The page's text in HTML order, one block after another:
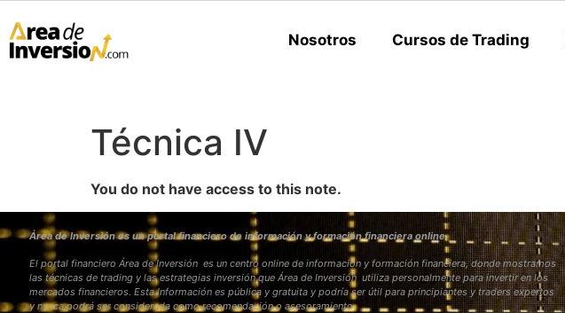
Nosotros Cursos de Trading
Técnica IV
You do not have access to this note.
Área de Inversión es un portal financiero de información y formación financiera online
El portal financiero Área de Inversión es un centro online de información y formación financiera, donde mostramos
las técnicas de trading y las estrategias inversión que Área de Inversión utiliza personalmente para invertir en los
mercados financieros. Esta Información es pública y gratuita y podría ser útil para principiantes y traders expertos
y nunca podrá ser considerada como recomendación o asesoramiento